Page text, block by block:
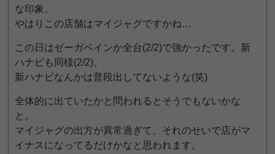
な印象。
やはりこの店舗はマイジャグですかね…
この日はゼーガペインか全台(2/2)で強かったです。新
ハナビも同様(2/2)。
新ハナビなんかは普段出してないような(笑)
全体的に出ていたかと問われるとそうでもないかな
と。
マイジャグの出方が異常過ぎて、それのせいで店がマ
イナスになってるだけかなと思われます。